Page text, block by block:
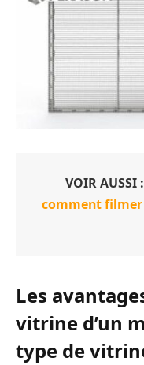
VOIR AUSSI :
comment filmer
Les
vitrine d’un
type de